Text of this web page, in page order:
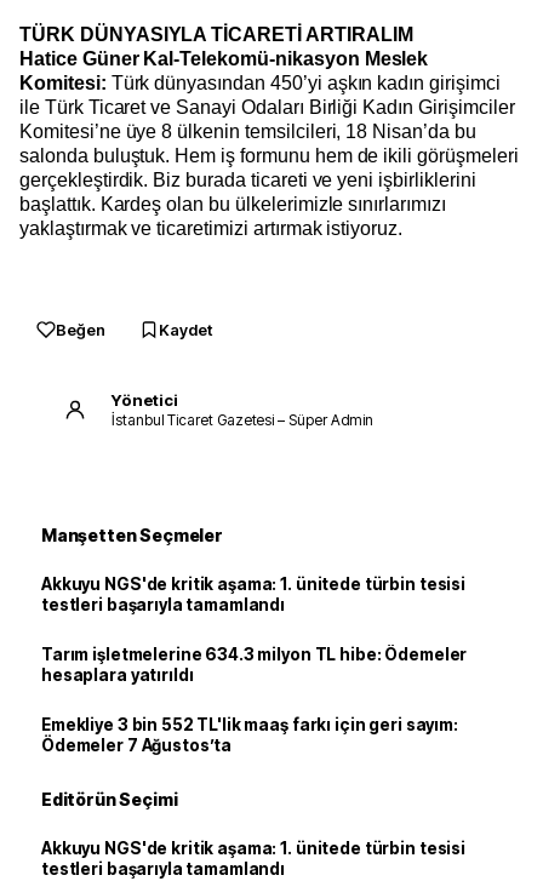
TÜRK DÜNYASIYLA TİCARETİ ARTIRALIM
Hatice Güner Kal-Telekomü-nikasyon Meslek
Komitesi: Türk dünyasından 450’yi aşkın kadın girişimci
ile Türk Ticaret ve Sanayi Odaları Birliği Kadın Girişimciler
Komitesi’ne üye 8 ülkenin temsilcileri, 18 Nisan’da bu
salonda buluştuk. Hem iş formunu hem de ikili görüşmeleri
gerçekleştirdik. Biz burada ticareti ve yeni işbirliklerini
başlattık. Kardeş olan bu ülkelerimizle sınırlarımızı
yaklaştırmak ve ticaretimizi artırmak istiyoruz.
Beğen Kaydet
Yönetici
İstanbul Ticaret Gazetesi – Süper Admin
Manşetten Seçmeler
Akkuyu NGS'de kritik aşama: 1. ünitede türbin tesisi
testleri başarıyla tamamlandı
Tarım işletmelerine 634.3 milyon TL hibe: Ödemeler
hesaplara yatırıldı
Emekliye 3 bin 552 TL'lik maaş farkı için geri sayım:
Ödemeler 7 Ağustos’ta
Editörün Seçimi
Akkuyu NGS'de kritik aşama: 1. ünitede türbin tesisi
testleri başarıyla tamamlandı